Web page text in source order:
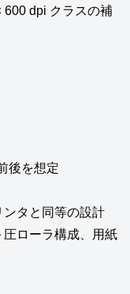
600 dpi クラスの補
後を想定
タと同等の設計
ローラ構成、用紙